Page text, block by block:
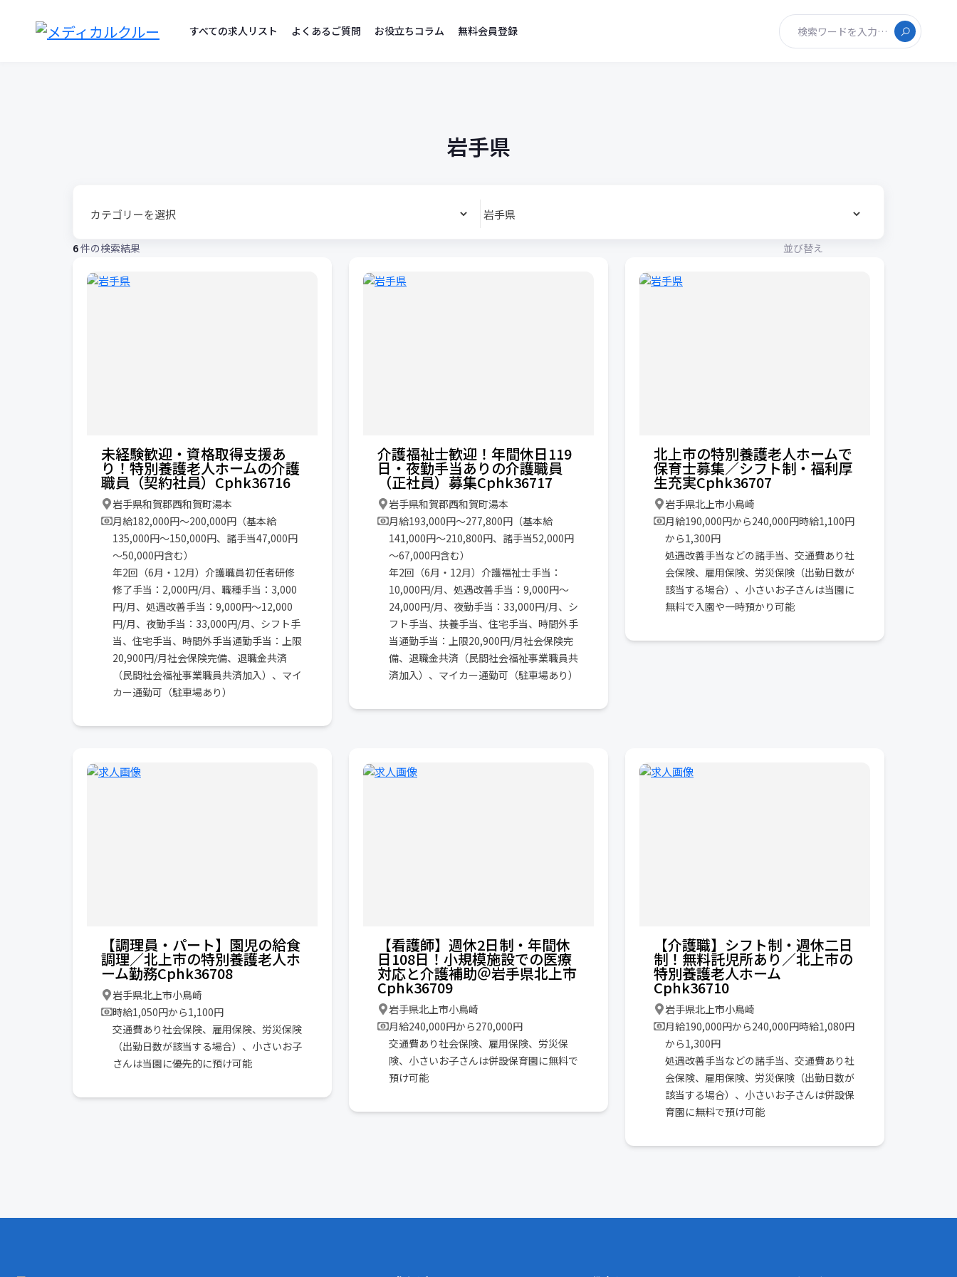
すべての求人リスト よくあるご質問 お役立ちコラム 無料会員登録 検索ワードを入力…
岩手県
6件の検索結果 並び替え
未経験歓迎・資格取得支援あ
り！特別養護老人ホームの介護
職員（契約社員）Cphk36716
岩手県和賀郡西和賀町湯本
月給182,000円〜200,000円（基本給
135,000円～150,000円、諸手当47,000円
～50,000円含む）
年2回（6月・12月）介護職員初任者研修
修了手当：2,000円/月、職種手当：3,000
円/月、処遇改善手当：9,000円～12,000
円/月、夜勤手当：33,000円/月、シフト手
当、住宅手当、時間外手当通勤手当：上限
20,900円/月社会保険完備、退職金共済
（民間社会福祉事業職員共済加入）、マイ
カー通勤可（駐車場あり）
介護福祉士歓迎！年間休日119
日・夜勤手当ありの介護職員
（正社員）募集Cphk36717
岩手県和賀郡西和賀町湯本
月給193,000円〜277,800円（基本給
141,000円～210,800円、諸手当52,000円
～67,000円含む）
年2回（6月・12月）介護福祉士手当：
10,000円/月、処遇改善手当：9,000円～
24,000円/月、夜勤手当：33,000円/月、シ
フト手当、扶養手当、住宅手当、時間外手
当通勤手当：上限20,900円/月社会保険完
備、退職金共済（民間社会福祉事業職員共
済加入）、マイカー通勤可（駐車場あり）
北上市の特別養護老人ホームで
保育士募集／シフト制・福利厚
生充実Cphk36707
岩手県北上市小鳥崎
月給190,000円から240,000円時給1,100円
から1,300円
処遇改善手当などの諸手当、交通費あり社
会保険、雇用保険、労災保険（出勤日数が
該当する場合）、小さいお子さんは当園に
無料で入園や一時預かり可能
【調理員・パート】園児の給食
調理／北上市の特別養護老人ホ
ーム勤務Cphk36708
岩手県北上市小鳥崎
時給1,050円から1,100円
交通費あり社会保険、雇用保険、労災保険
（出勤日数が該当する場合）、小さいお子
さんは当園に優先的に預け可能
【看護師】週休2日制・年間休
日108日！小規模施設での医療
対応と介護補助＠岩手県北上市
Cphk36709
岩手県北上市小鳥崎
月給240,000円から270,000円
交通費あり社会保険、雇用保険、労災保
険、小さいお子さんは併設保育園に無料で
預け可能
【介護職】シフト制・週休二日
制！無料託児所あり／北上市の
特別養護老人ホーム
Cphk36710
岩手県北上市小鳥崎
月給190,000円から240,000円時給1,080円
から1,300円
処遇改善手当などの諸手当、交通費あり社
会保険、雇用保険、労災保険（出勤日数が
該当する場合）、小さいお子さんは併設保
育園に無料で預け可能